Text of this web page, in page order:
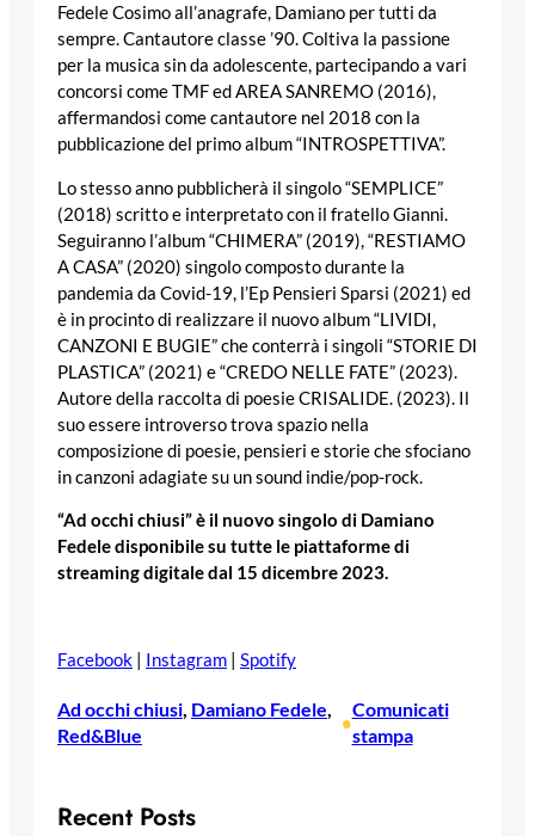
Fedele Cosimo all’anagrafe, Damiano per tutti da
sempre. Cantautore classe ’90. Coltiva la passione
per la musica sin da adolescente, partecipando a vari
concorsi come TMF ed AREA SANREMO (2016),
affermandosi come cantautore nel 2018 con la
pubblicazione del primo album “INTROSPETTIVA”.
Lo stesso anno pubblicherà il singolo “SEMPLICE”
(2018) scritto e interpretato con il fratello Gianni.
Seguiranno l’album “CHIMERA” (2019), “RESTIAMO
A CASA” (2020) singolo composto durante la
pandemia da Covid-19, l’Ep Pensieri Sparsi (2021) ed
è in procinto di realizzare il nuovo album “LIVIDI,
CANZONI E BUGIE” che conterrà i singoli “STORIE DI
PLASTICA” (2021) e “CREDO NELLE FATE” (2023).
Autore della raccolta di poesie CRISALIDE. (2023). Il
suo essere introverso trova spazio nella
composizione di poesie, pensieri e storie che sfociano
in canzoni adagiate su un sound indie/pop-rock.
“Ad occhi chiusi” è il nuovo singolo di Damiano
Fedele disponibile su tutte le piattaforme di
streaming digitale dal 15 dicembre 2023.
Facebook Instagram Spotify
Ad occhi chiusi Damiano Fedele
Red&Blue
•
Comunicati
stampa
Recent Posts